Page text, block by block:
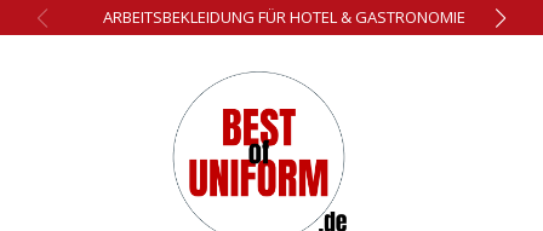
springenARBEITSBEKLEIDUNG FÜR HOTEL & GASTRONOMIE